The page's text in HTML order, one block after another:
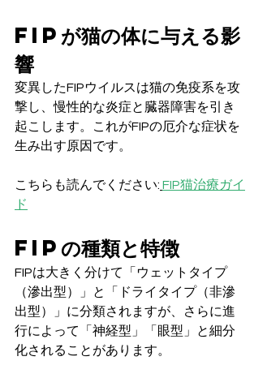
FIPが猫の体に与える影
響
変異したFIPウイルスは猫の免疫系を攻
撃し、慢性的な炎症と臓器障害を引き
起こします。これがFIPの厄介な症状を
生み出す原因です。
こちらも読んでください: FIP猫治療ガイ
ド
FIPの種類と特徴
FIPは大きく分けて「ウェットタイプ
（滲出型）」と「ドライタイプ（非滲
出型）」に分類されますが、さらに進
行によって「神経型」「眼型」と細分
化されることがあります。